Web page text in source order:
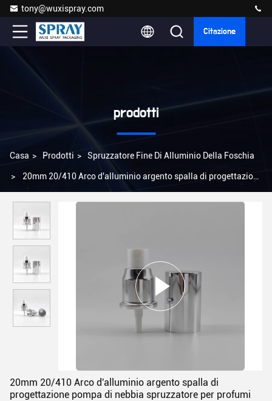
tony@wuxispray.com
Citazione
prodotti
Casa > Prodotti > Spruzzatore Fine Di Alluminio Della Foschia
> 20mm 20/410 Arco d'alluminio argento spalla di progettazione
20mm 20/410 Arco d'alluminio argento spalla di
progettazione pompa di nebbia spruzzatore per profumi